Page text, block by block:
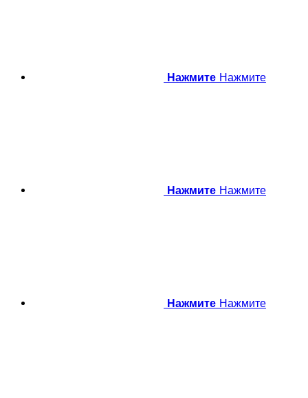
Нажмите Нажмите
Нажмите Нажмите
Нажмите Нажмите